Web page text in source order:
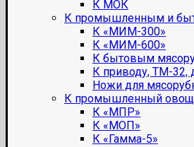
К МОК
К промышленным и
К «МИМ-300»
К «МИМ-600»
К бытовым
К приводу, ТМ-32,
Ножи для
К промышленный
К «МПР»
К «МОП»
К «Гамма-5»